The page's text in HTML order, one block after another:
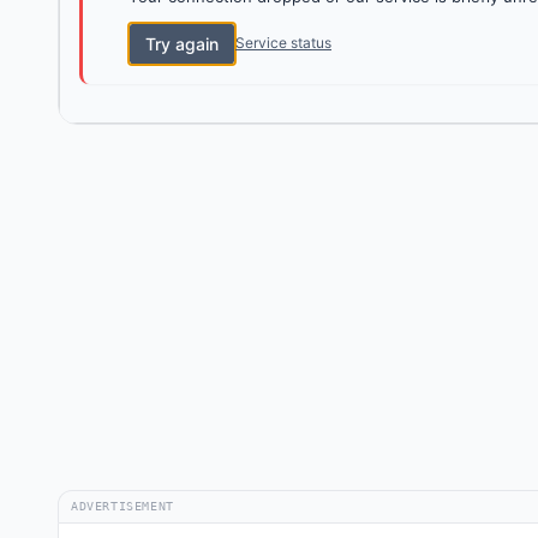
Try again Service status
ADVERTISEMENT